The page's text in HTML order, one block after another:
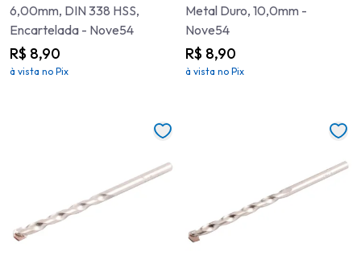
6,00mm, DIN 338 HSS,
Encartelada - Nove54
R$ 8,90
à vista no Pix
Metal Duro, 10,0mm -
Nove54
R$ 8,90
à vista no Pix